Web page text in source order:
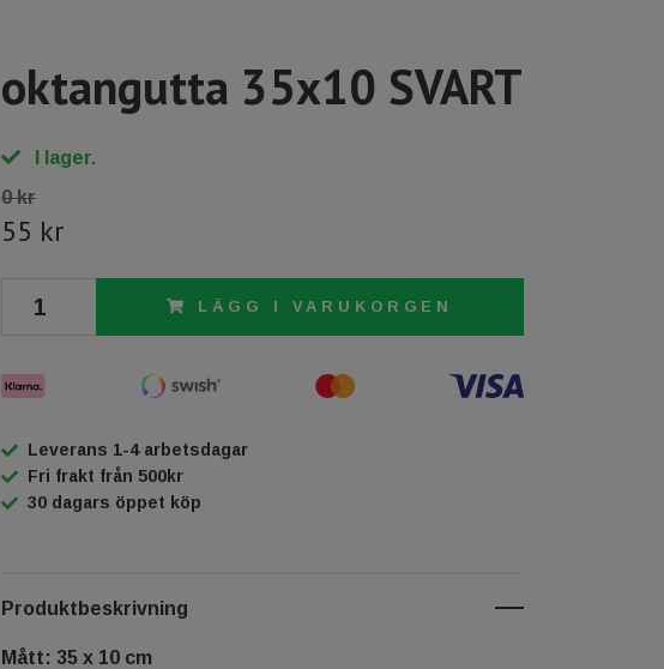
oktangutta 35x10 SVART
I lager.
0 kr
55 kr
LÄGG I VARUKORGEN
Leverans 1-4 arbetsdagar
Fri frakt från 500kr
30 dagars öppet köp
Produktbeskrivning
Mått: 35 x 10 cm